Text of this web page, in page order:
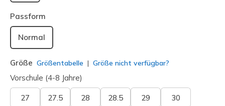
ausgewählt
Passform
Normal
Größe Größentabelle Größe nicht verfügbar?
Vorschule (4-8 Jahre)
27 27.5 28 28.5 29 30